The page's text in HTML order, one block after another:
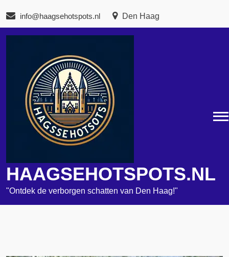
de
inhoud
info@haagsehotspots.nl Den Haag
HAAGSEHOTSPOTS.NL
"Ontdek de verborgen schatten van Den Haag!"